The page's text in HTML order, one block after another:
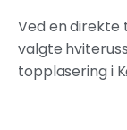
Ved en direkte
valgte
topplasering i